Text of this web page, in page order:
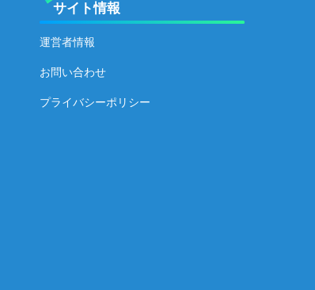
サイト情報
運営者情報
お問い合わせ
プライバシーポリシー